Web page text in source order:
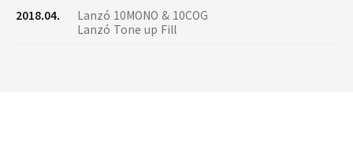
2018.04.
Lanzó 10MONO & 10COG
Lanzó Tone up Fill